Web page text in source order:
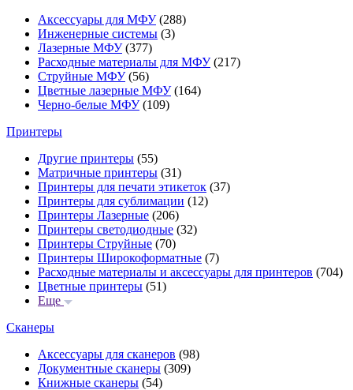
Аксессуары для МФУ(288)
Инженерные системы (3)
Лазерные МФУ(377)
Расходные материалы для МФУ(217)
Струйные МФУ(56)
Цветные лазерные МФУ(164)
Черно-белые МФУ(109)
Принтеры
Другие принтеры (55)
Матричные принтеры (31)
Принтеры для печати этикеток (37)
Принтеры для сублимации (12)
Принтеры Лазерные (206)
Принтеры светодиодные (32)
Принтеры Струйные (70)
Принтеры Широкоформатные (7)
Расходные материалы и аксессуары для принтеров (704)
Цветные принтеры (51)
Еще
Сканеры
Аксессуары для сканеров (98)
Документные сканеры (309)
Книжные сканеры (54)